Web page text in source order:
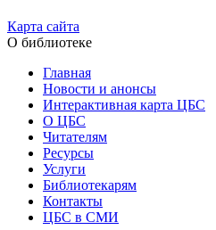
Карта сайта
О библиотеке
Главная
Новости и анонсы
Интерактивная карта ЦБС
О ЦБС
Читателям
Ресурсы
Услуги
Библиотекарям
Контакты
ЦБС в СМИ